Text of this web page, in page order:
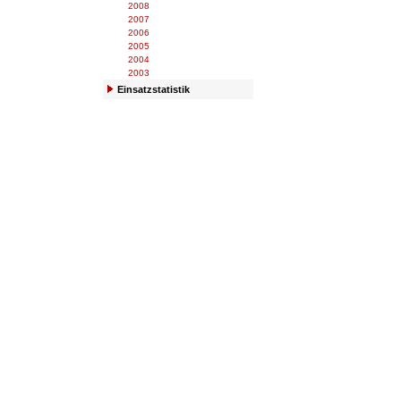
2008
2007
2006
2005
2004
2003
Einsatzstatistik